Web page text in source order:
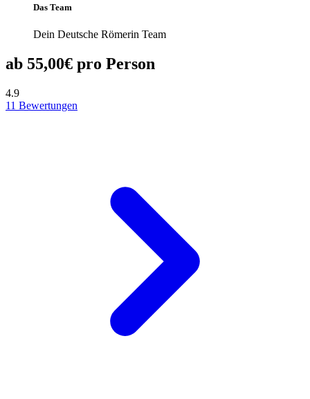
Das Team
Dein Deutsche Römerin Team
ab 55,00€ pro Person
4.9
11 Bewertungen